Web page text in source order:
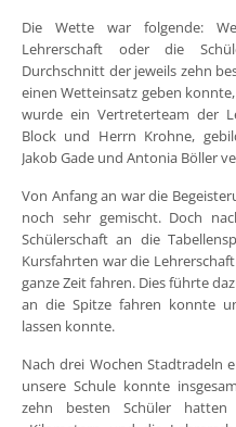
Die Wette war folgende:
Lehrerschaft oder die
Durchschnitt der jeweils zehn
einen Wetteinsatz geben
wurde ein Vertreterteam der
Block und Herrn Krohne,
Jakob Gade und Antonia Böller
Von Anfang an war die
noch sehr gemischt. Doch
Schülerschaft an die
Kursfahrten war die
ganze Zeit fahren. Dies führte
an die Spitze fahren konnte
lassen konnte.
Nach drei Wochen Stadtradeln
unsere Schule konnte
zehn besten Schüler hatten